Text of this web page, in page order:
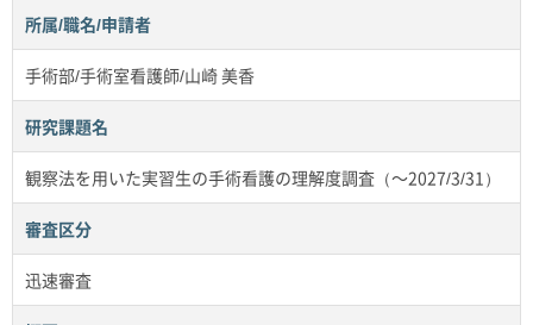
所属/職名/申請者
手術部/手術室看護師/山崎 美香
研究課題名
観察法を用いた実習生の手術看護の理解度調査（～2027/3/31）
審査区分
迅速審査